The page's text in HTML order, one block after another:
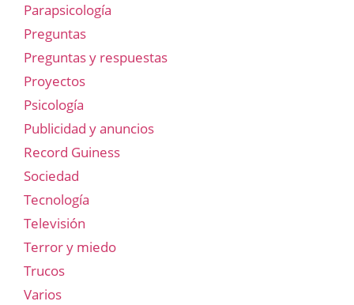
Parapsicología
Preguntas
Preguntas y respuestas
Proyectos
Psicología
Publicidad y anuncios
Record Guiness
Sociedad
Tecnología
Televisión
Terror y miedo
Trucos
Varios